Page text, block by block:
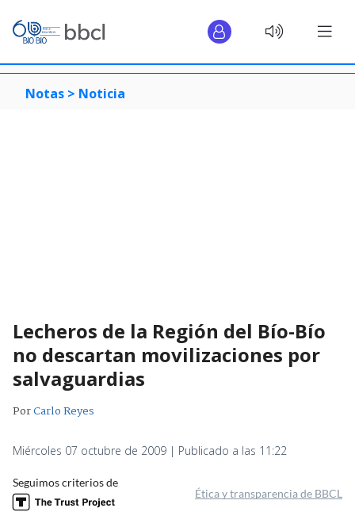
Notas > Noticia
Lecheros de la Región del Bío-Bío
no descartan movilizaciones por
salvaguardias
PorCarlo Reyes
Miércoles 07 octubre de 2009 | Publicado a las 11:22
Seguimos criterios de
Ética y transparencia de BBCL